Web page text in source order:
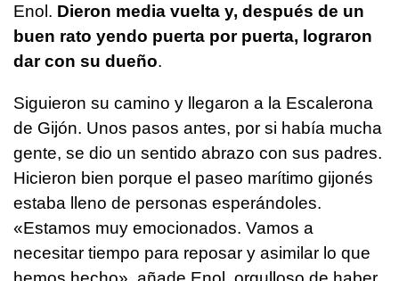
Enol. Dieron media vuelta y, después de un
buen rato yendo puerta por puerta, lograron
dar con su dueño.
Siguieron su camino y llegaron a la Escalerona
de Gijón. Unos pasos antes, por si había mucha
gente, se dio un sentido abrazo con sus padres.
Hicieron bien porque el paseo marítimo gijonés
estaba lleno de personas esperándoles.
«Estamos muy emocionados. Vamos a
necesitar tiempo para reposar y asimilar lo que